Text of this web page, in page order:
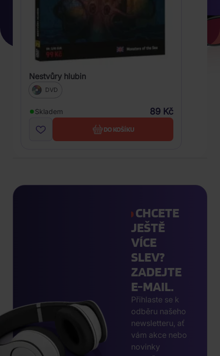
Nestvůry hlubin
DVD
Skladem 89 Kč
DO KOŠÍKU
CHCETE
JEŠTĚ
VÍCE
SLEV?
ZADEJTE
E-MAIL.
Přihlaste se k
odběru našeho
newsletteru, ať
vám akce nebo
novinky